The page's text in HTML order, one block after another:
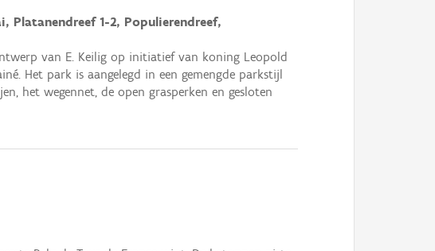
Platanendreef 1-2, Populierendreef,
van E. Keilig op initiatief van koning Leopold
Het park is aangelegd in een gemengde parkstijl
het wegennet, de open grasperken en gesloten